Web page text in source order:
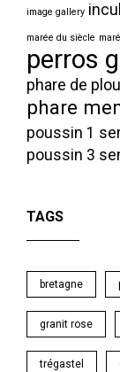
image gallery
marée du siècle
perros
phare de
phare
poussin 1
poussin 3
TAGS
bretagne
granit rose
trégastel